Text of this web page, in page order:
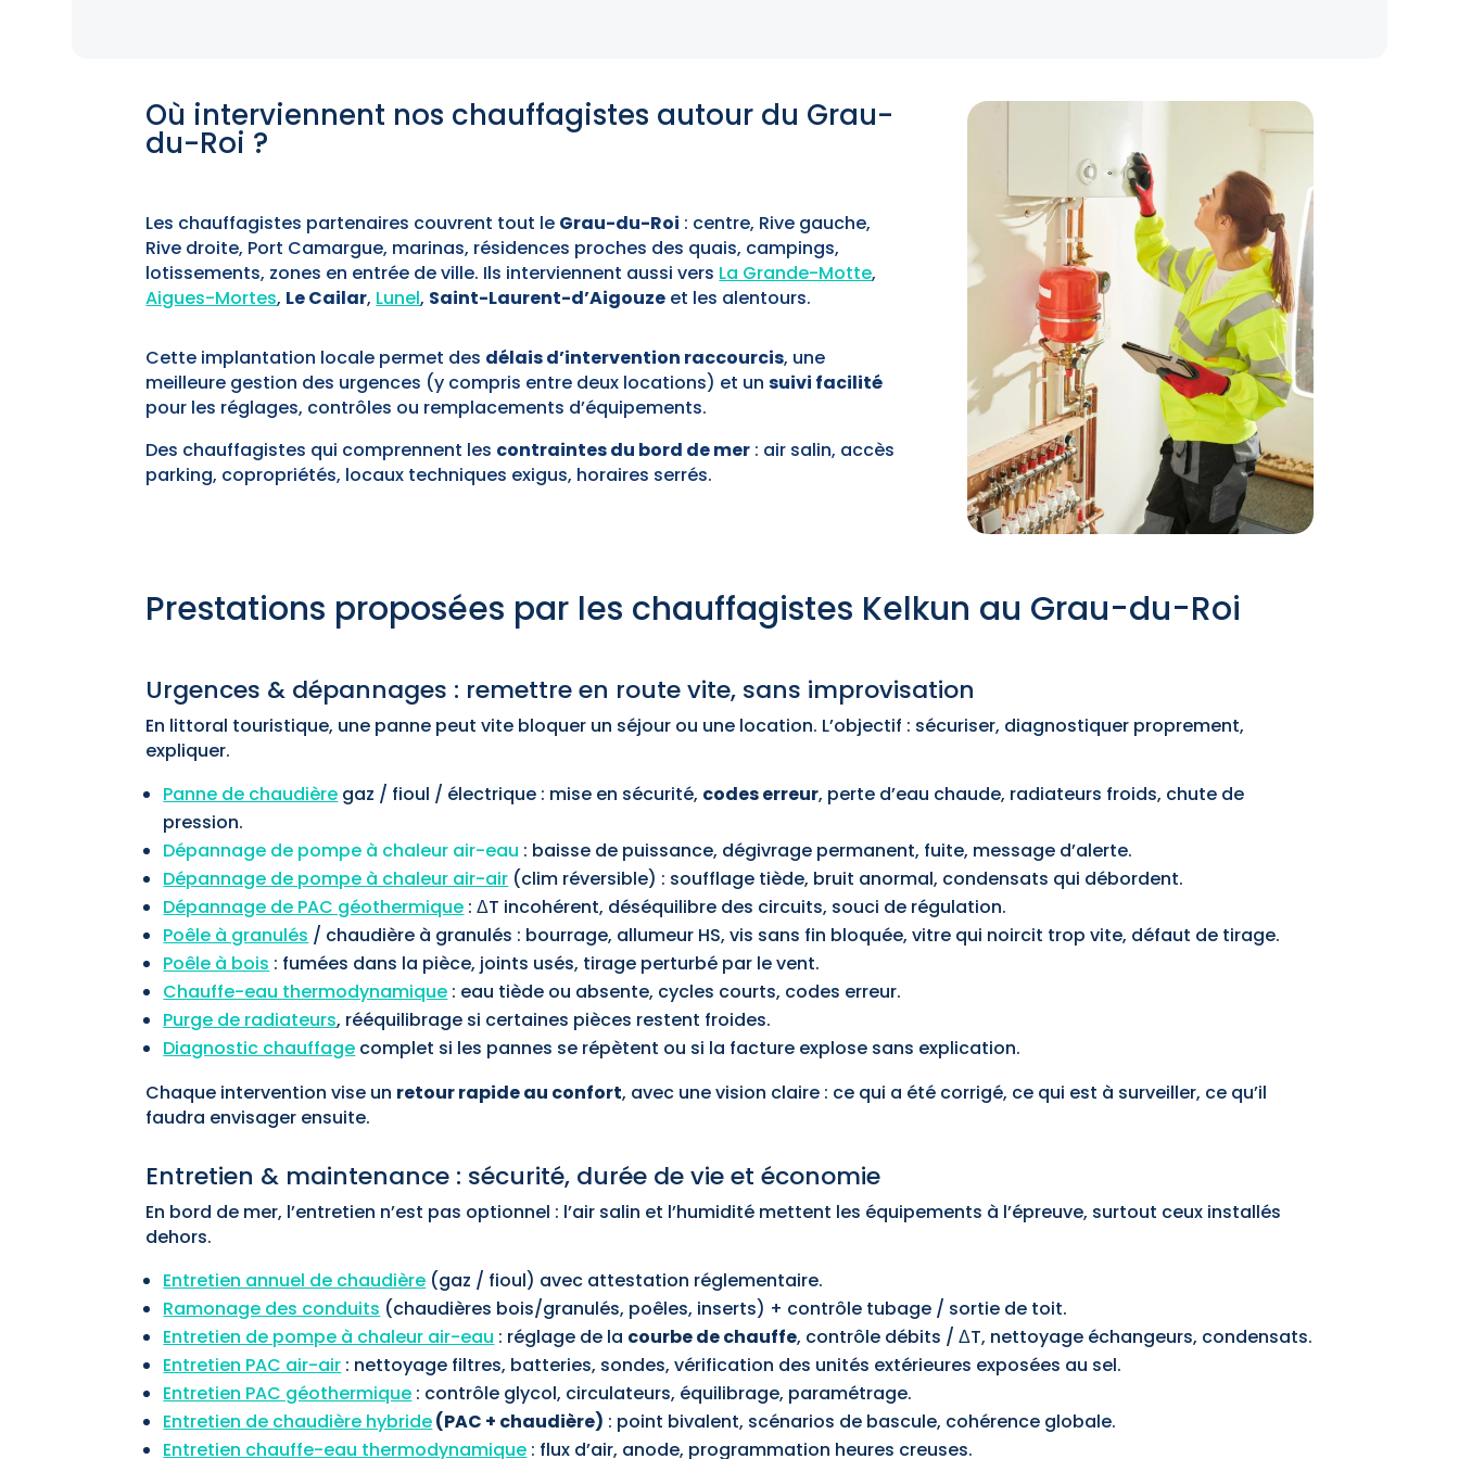
Où interviennent nos chauffagistes autour du Grau-
du-Roi ?
Les chauffagistes partenaires couvrent tout le Grau-du-Roi : centre, Rive gauche,
Rive droite, Port Camargue, marinas, résidences proches des quais, campings,
lotissements, zones en entrée de ville. Ils interviennent aussi vers La Grande-Motte,
Aigues-Mortes, Le Cailar, Lunel, Saint-Laurent-d’Aigouze et les alentours.
Cette implantation locale permet des délais d’intervention raccourcis, une
meilleure gestion des urgences (y compris entre deux locations) et unsuivi facilité
pour les réglages, contrôles ou remplacements d’équipements.
Des chauffagistes qui comprennent les contraintes du bord de mer : air salin, accès
parking, copropriétés, locaux techniques exigus, horaires serrés.
Prestations proposées par les chauffagistes Kelkun au Grau-du-Roi
Urgences & dépannages : remettre en route vite, sans improvisation
En littoral touristique, une panne peut vite bloquer un séjour ou une location. L’objectif : sécuriser, diagnostiquer proprement,
expliquer.
Panne de chaudière gaz / fioul / électrique : mise en sécurité, codes erreur, perte d’eau chaude, radiateurs froids, chute de
pression.
Dépannage de pompe à chaleur air-eau : baisse de puissance, dégivrage permanent, fuite, message d’alerte.
Dépannage de pompe à chaleur air-air (clim réversible) : soufflage tiède, bruit anormal, condensats qui débordent.
Dépannage de PAC géothermique : ΔT incohérent, déséquilibre des circuits, souci de régulation.
Poêle à granulés / chaudière à granulés : bourrage, allumeur HS, vis sans fin bloquée, vitre qui noircit trop vite, défaut de tirage.
Poêle à bois : fumées dans la pièce, joints usés, tirage perturbé par le vent.
Chauffe-eau thermodynamique : eau tiède ou absente, cycles courts, codes erreur.
Purge de radiateurs, rééquilibrage si certaines pièces restent froides.
Diagnostic chauffage complet si les pannes se répètent ou si la facture explose sans explication.
Chaque intervention vise un retour rapide au confort, avec une vision claire : ce qui a été corrigé, ce qui est à surveiller, ce qu’il
faudra envisager ensuite.
Entretien & maintenance : sécurité, durée de vie et économie
En bord de mer, l’entretien n’est pas optionnel : l’air salin et l’humidité mettent les équipements à l’épreuve, surtout ceux installés
dehors.
Entretien annuel de chaudière (gaz / fioul) avec attestation réglementaire.
Ramonage des conduits (chaudières bois/granulés, poêles, inserts) + contrôle tubage / sortie de toit.
Entretien de pompe à chaleur air-eau : réglage de la courbe de chauffe, contrôle débits / ΔT, nettoyage échangeurs, condensats.
Entretien PAC air-air : nettoyage filtres, batteries, sondes, vérification des unités extérieures exposées au sel.
Entretien PAC géothermique : contrôle glycol, circulateurs, équilibrage, paramétrage.
Entretien de chaudière hybride(PAC + chaudière) : point bivalent, scénarios de bascule, cohérence globale.
Entretien chauffe-eau thermodynamique : flux d’air, anode, programmation heures creuses.